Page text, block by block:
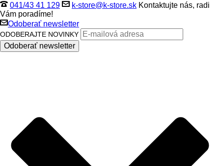
041/43 41 129 k-store@k-store.sk Kontaktujte nás, radi
Vám poradíme!
Odoberať newsletter
ODOBERAJTE NOVINKY